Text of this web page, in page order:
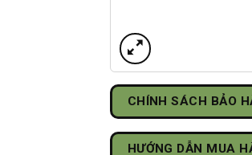
CHÍNH SÁCH BẢO
HƯỚNG DẪN MUA